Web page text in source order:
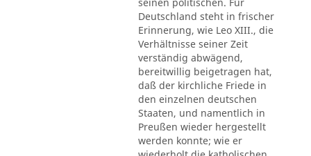
Deutschland steht in frischer
Erinnerung, wie Leo XIII., die
Verhältnisse seiner Zeit
verständig abwägend,
bereitwillig beigetragen hat,
daß der kirchliche Friede in
den einzelnen deutschen
Staaten, und namentlich in
Preußen wieder hergestellt
werden konnte; wie er